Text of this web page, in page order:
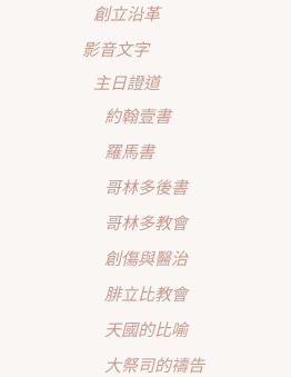
創立沿革
影音文字
主日證道
約翰壹書
羅馬書
哥林多後書
哥林多教會
創傷與醫治
腓立比教會
天國的比喻
大祭司的禱告